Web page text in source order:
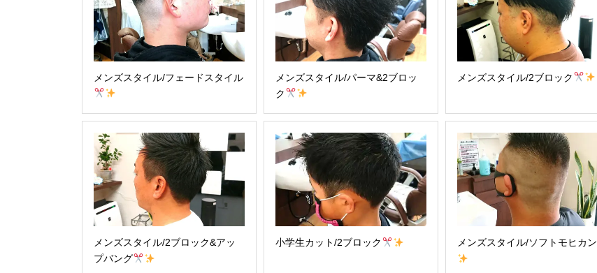
メンズスタイル/フェードスタイル
メンズスタイル/パーマ&2ブロッ
ク
メンズスタイル/2ブロック
メンズスタイル/2ブロック&アッ
プバング
小学生カット/2ブロック メンズスタイル/ソフトモヒカン